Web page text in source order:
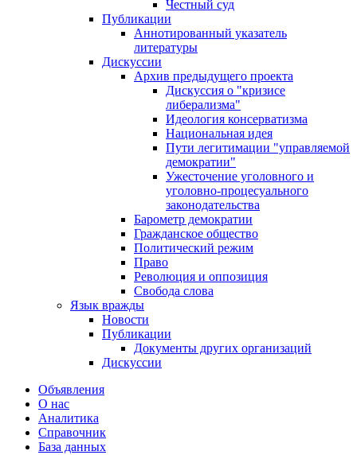
Честный суд
Публикации
Аннотированный указатель
литературы
Дискуссии
Архив предыдущего проекта
Дискуссия о "кризисе
либерализма"
Идеология консерватизма
Национальная идея
Пути легитимации "управляемой
демократии"
Ужесточение уголовного и
уголовно-процесуального
законодательства
Барометр демократии
Гражданское общество
Политический режим
Право
Революция и оппозиция
Свобода слова
Язык вражды
Новости
Публикации
Документы других организаций
Дискуссии
Объявления
О нас
Аналитика
Справочник
База данных